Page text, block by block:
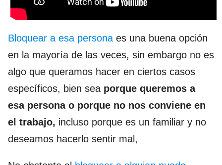
Bloquear a esa persona es una buena opción
en la mayoría de las veces, sin embargo no es
algo que queramos hacer en ciertos casos
específicos, bien sea porque queremos a
esa persona o porque no nos conviene en
el trabajo, incluso porque es un familiar y no
deseamos hacerlo sentir mal,